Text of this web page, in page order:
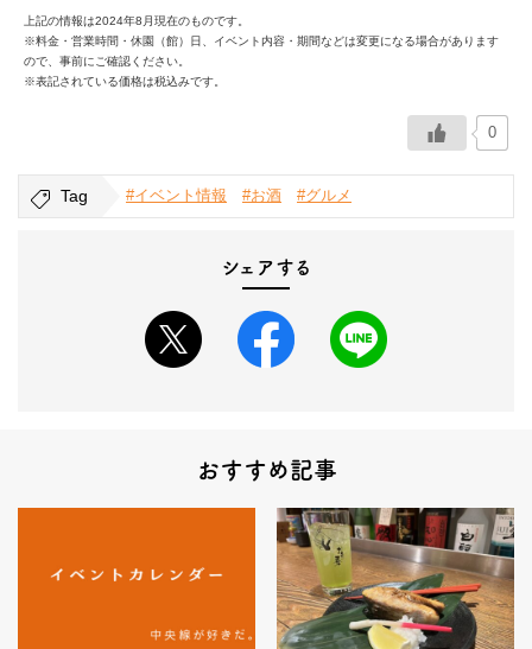
上記の情報は2024年8月現在のものです。
※料金・営業時間・休園（館）日、イベント内容・期間などは変更になる場合があります
ので、事前にご確認ください。
※表記されている価格は税込みです。
0
Tag #イベント情報 #お酒 #グルメ
シェアする
おすすめ記事